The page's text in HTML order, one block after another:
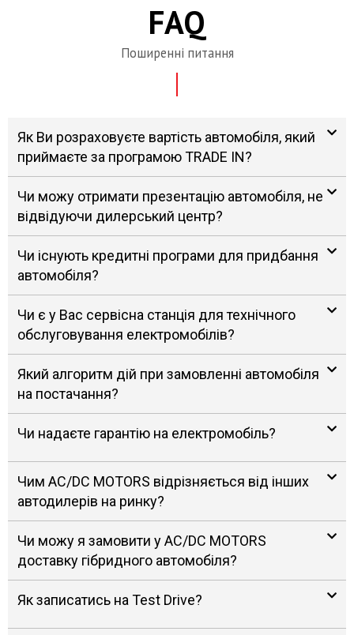
FAQ
Поширенні питання
Як Ви розраховуєте вартість автомобіля, який
приймаєте за програмою TRADE IN?
Чи можу отримати презентацію автомобіля, не
відвідуючи дилерський центр?
Чи існують кредитні програми для придбання
автомобіля?
Чи є у Вас сервісна станція для технічного
обслуговування електромобілів?
Який алгоритм дій при замовленні автомобіля
на постачання?
Чи надаєте гарантію на електромобіль?
Чим AC/DC MOTORS відрізняється від інших
автодилерів на ринку?
Чи можу я замовити у AC/DC MOTORS
доставку гібридного автомобіля?
Як записатись на Test Drive?